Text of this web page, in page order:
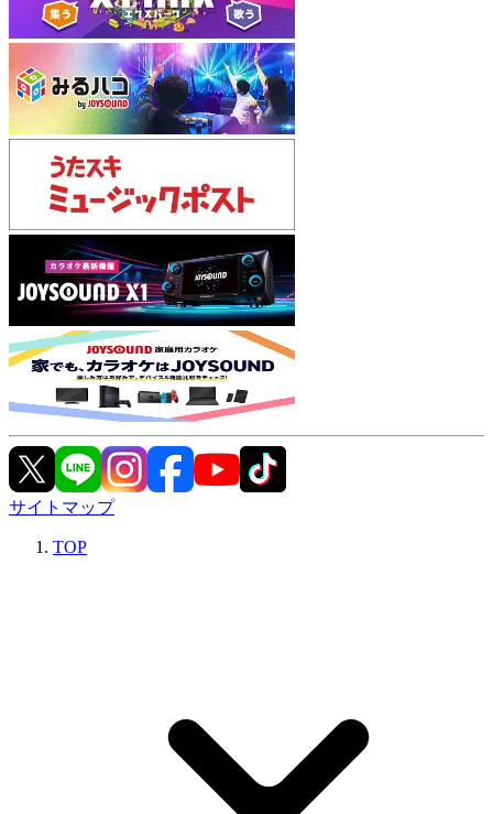
サイトマップ
TOP